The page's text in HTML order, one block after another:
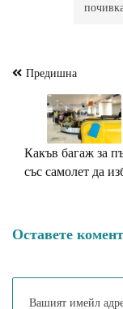
Предишна
Какъв багаж за
със самолет да
Оставете
Вашият имейл